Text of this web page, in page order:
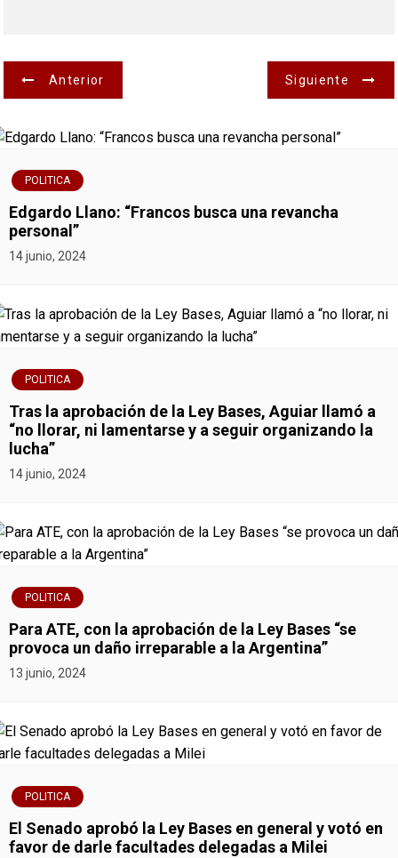
N
e
g
a
c
i
ó
n
d
e
t
r
d
a
s
Anterior Siguiente
POLITICA
Edgardo Llano: “Francos busca una revancha
personal”
14 junio, 2024
POLITICA
Tras la aprobación de la Ley Bases, Aguiar llamó a
“no llorar, ni lamentarse y a seguir organizando la
lucha”
14 junio, 2024
POLITICA
Para ATE, con la aprobación de la Ley Bases “se
provoca un daño irreparable a la Argentina”
13 junio, 2024
POLITICA
El Senado aprobó la Ley Bases en general y votó en
favor de darle facultades delegadas a Milei